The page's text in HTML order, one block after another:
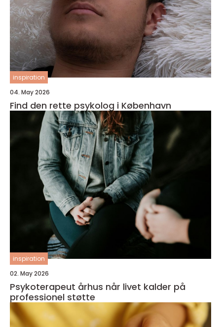
inspiration
04. May 2026
Find den rette psykolog i København
inspiration
02. May 2026
Psykoterapeut århus når livet kalder på
professionel støtte